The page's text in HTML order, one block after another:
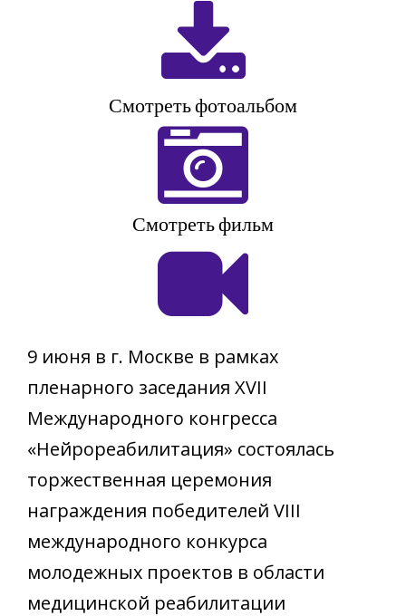
Смотреть фотоальбом
Смотреть фильм
9 июня в г. Москве в рамках
пленарного заседания XVII
Международного конгресса
«Нейрореабилитация» состоялась
торжественная церемония
награждения победителей VIII
международного конкурса
молодежных проектов в области
медицинской реабилитации